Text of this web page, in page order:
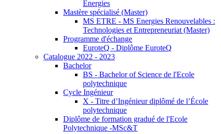
Energies
Mastère spécialisé (Master)
MS ETRE - MS Energies Renouvelables :
Technologies et Entrepreneuriat (Master)
Programme d'échange
EuroteQ - Diplôme EuroteQ
Catalogue 2022 - 2023
Bachelor
BS - Bachelor of Science de l'Ecole
polytechnique
Cycle Ingénieur
X - Titre d’Ingénieur diplômé de l’École
polytechnique
Diplôme de formation gradué de l'Ecole
Polytechnique -MSc&T